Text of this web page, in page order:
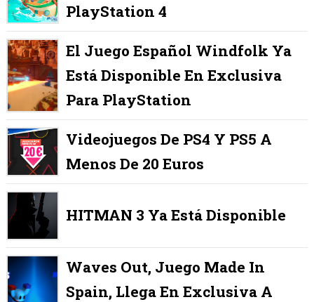
PlayStation 4
El Juego Español Windfolk Ya
Está Disponible En Exclusiva
Para PlayStation
Videojuegos De PS4 Y PS5 A
Menos De 20 Euros
HITMAN 3 Ya Está Disponible
Waves Out, Juego Made In
Spain, Llega En Exclusiva A